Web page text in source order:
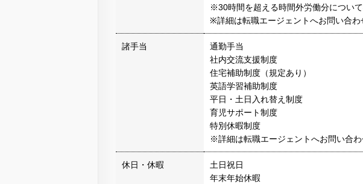
※30時間を超える時間外労働分につい
※詳細は転職エージェントへお問い合わ
諸手当
通勤手当
社内交流支援制度
住宅補助制度（規定あり）
英語学習補助制度
平日・土日入れ替え制度
育児サポート制度
特別休暇制度
※詳細は転職エージェントへお問い合わ
休日・休暇
土日祝日
年末年始休暇